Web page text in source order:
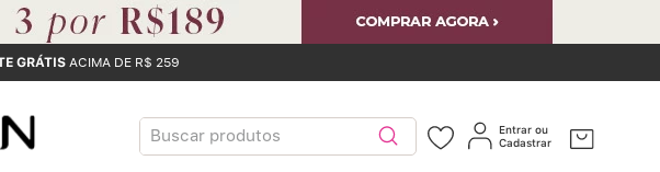
GRÁTIS ACIMA DE R$ 259
Buscar produtos
Entrar ou
Cadastrar